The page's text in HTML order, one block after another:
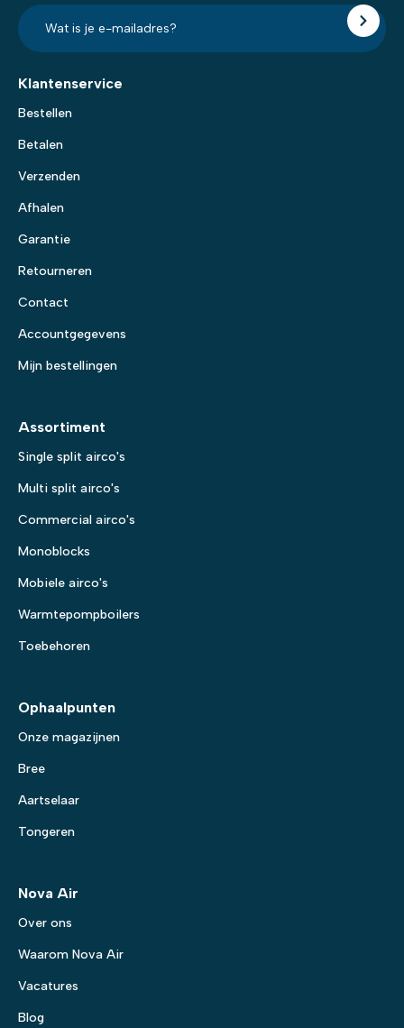
E-
mailadres?
*
Klantenservice
Bestellen
Betalen
Verzenden
Afhalen
Garantie
Retourneren
Contact
Accountgegevens
Mijn bestellingen
Assortiment
Single split airco's
Multi split airco's
Commercial airco's
Monoblocks
Mobiele airco's
Warmtepompboilers
Toebehoren
Ophaalpunten
Onze magazijnen
Bree
Aartselaar
Tongeren
Nova Air
Over ons
Waarom Nova Air
Vacatures
Blog